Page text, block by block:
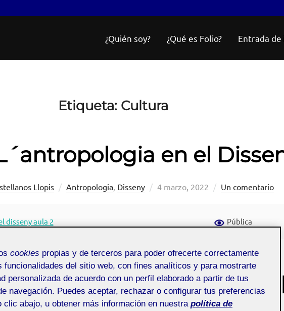
¿Quién soy? ¿Qué es Folio? Entrada de
Etiqueta: Cultura
L´antropologia en el
Llopis Antropologia, Disseny
Publicado
4 marzo, 2022 Un comentario
disseny aula 2 Pública
| El primer telèfon
cookies propias y de terceros para poder ofrecerte correctamente
funcionalidades del sitio web, con fines analíticos y para mostrarte
personalizada de acuerdo con un perfil elaborado a partir de tus
navegación. Puedes aceptar, rechazar o configurar tus preferencias
clic abajo, u obtener más información en nuestra política de